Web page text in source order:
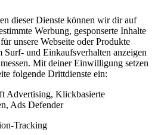
dieser Dienste können wir dir auf
Werbung, gesponserte Inhalte
unsere Webseite oder Produkte
Surf- und Einkaufsverhalten anzeigen
Mit deiner Einwilligung setzen
folgende Drittdienste ein:
Advertising, Klickbasierte
Ads Defender
Tracking